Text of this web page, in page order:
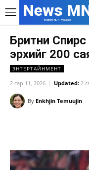
News
Монголын Мэдээ
Бритни
эрхийг 200
ЭНТЕРТАЙНМЕНТ
2 сар 11, 2026 Updated: 2
By Enkhjin Temuujin